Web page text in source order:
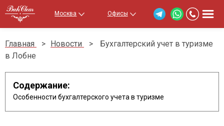
Москва Офисы
Главная > Новости >
Бухгалтерский учет в туризме
в Лобне
Содержание:
Особенности бухгалтерского учета в туризме